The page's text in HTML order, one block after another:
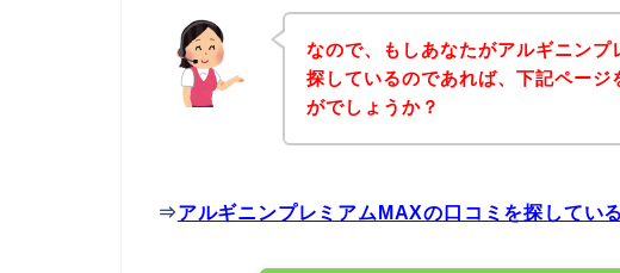
なので、もしあなたがアルギニン
探しているのであれば、下記ペー
がでしょうか？
⇒アルギニンプレミアムMAXの口コミを探してい